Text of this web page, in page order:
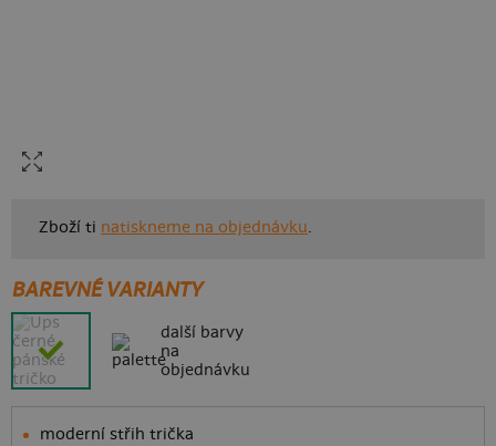
Zboží ti natiskneme na objednávku.
BAREVNÉ VARIANTY
další barvy
na
objednávku
moderní střih trička